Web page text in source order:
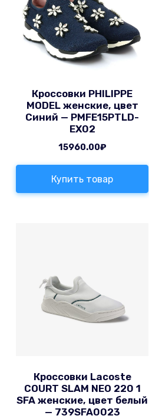
Кроссовки PHILIPPE
MODEL женские, цвет
Синий — PMFE15PTLD-
EX02
15960.00₽
Купить товар
Кроссовки Lacoste
COURT SLAM NEO 220 1
SFA женские, цвет белый
— 739SFA0023